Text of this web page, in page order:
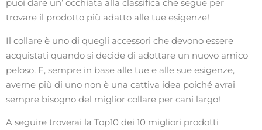
puoi dare un’ occhiata alla classifica che segue per
trovare il prodotto più adatto alle tue esigenze!
Il collare è uno di quegli accessori che devono essere
acquistati quando si decide di adottare un nuovo amico
peloso. E, sempre in base alle tue e alle sue esigenze,
averne più di uno non è una cattiva idea poiché avrai
sempre bisogno del miglior collare per cani largo!
A seguire troverai la Top10 dei 10 migliori prodotti